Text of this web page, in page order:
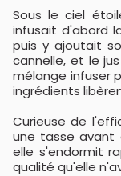
Sous le ciel
infusait d'abord
puis y ajoutait
cannelle, et le
mélange infuser
ingrédients
Curieuse de
une tasse avant
elle s'endormit
qualité qu'elle